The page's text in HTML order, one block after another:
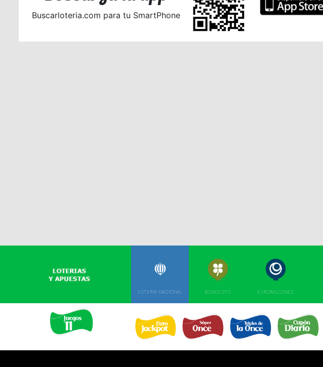
Buscarloteria.com para tu SmartPhone
LOTERIA NACIONAL BONOLOTO EUROMILLONES
TRIPLEX